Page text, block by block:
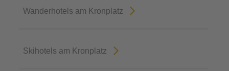
Wanderhotels am Kronplatz
Skihotels am Kronplatz